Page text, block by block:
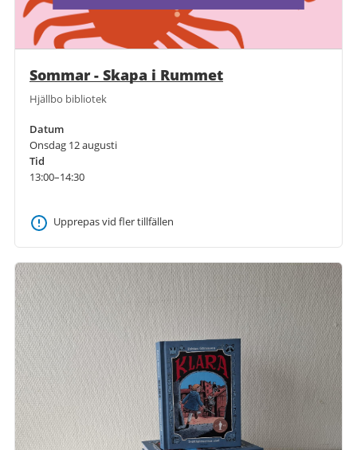
Sommar - Skapa i Rummet
Hjällbo bibliotek
Datum
Onsdag 12 augusti
Tid
13:00–14:30
Upprepas vid fler tillfällen